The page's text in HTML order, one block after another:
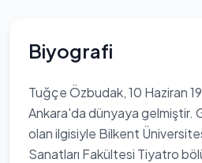
Biyografi
Tuğçe Özbudak, 10 Haziran
Ankara'da dünyaya gelmiştir.
olan ilgisiyle Bilkent
Sanatları Fakültesi Tiyatro